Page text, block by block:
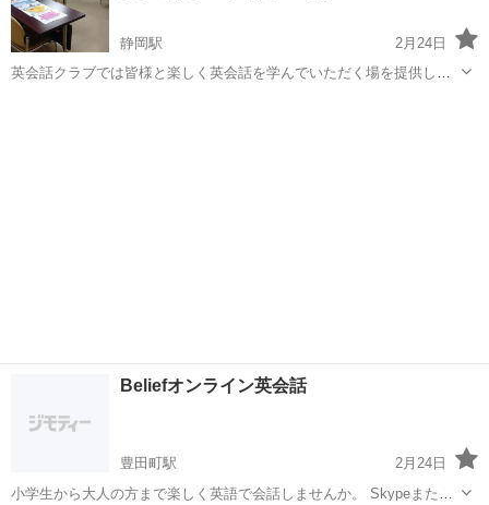
静岡駅
2月24日
英会話クラブでは皆様と楽しく英会話を学んでいただく場を提供して
Beliefオンライン英会話
豊田町駅
2月24日
小学生から大人の方まで楽しく英語で会話しませんか。 Skypeまたは